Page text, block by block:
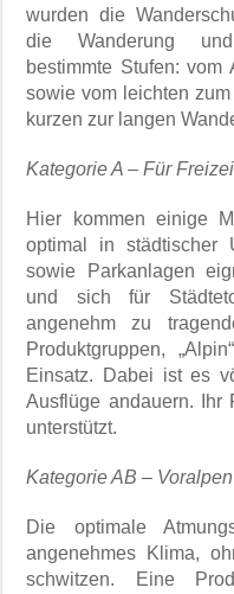
wurden die
die Wanderung
bestimmte Stufen: vom
sowie vom leichten
kurzen zur langen
Kategorie A – Für
Hier kommen einige
optimal in städtischer
sowie Parkanlagen
und sich für
angenehm zu
Produktgruppen,
Einsatz. Dabei ist es
Ausflüge andauern. Ihr
unterstützt.
Kategorie AB –
Die optimale
angenehmes Klima,
schwitzen. Eine